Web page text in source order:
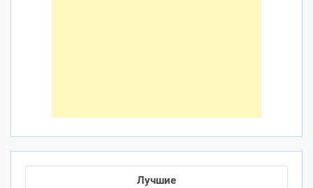
Лучшие